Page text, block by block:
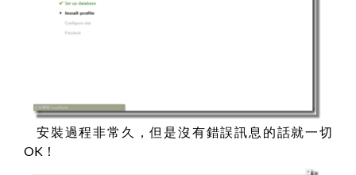
安裝過程非常久，但是沒有錯誤訊息的話就一切
OK！